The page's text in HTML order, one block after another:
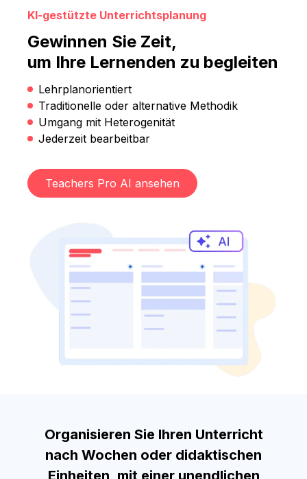
KI-gestützte Unterrichtsplanung
Gewinnen Sie Zeit,
um Ihre Lernenden zu begleiten
Lehrplanorientiert
Traditionelle oder alternative Methodik
Umgang mit Heterogenität
Jederzeit bearbeitbar
Teachers Pro AI ansehen
Organisieren Sie Ihren Unterricht
nach Wochen oder didaktischen